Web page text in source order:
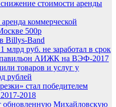
стоимости аренды
коммерческой
500р
Billys-Band
руб. не заработал в срок
павильон АИЖК на ВЭФ-2017
товаров и услуг у
рублей
стал победителем
2018
обновленную Михайловскую